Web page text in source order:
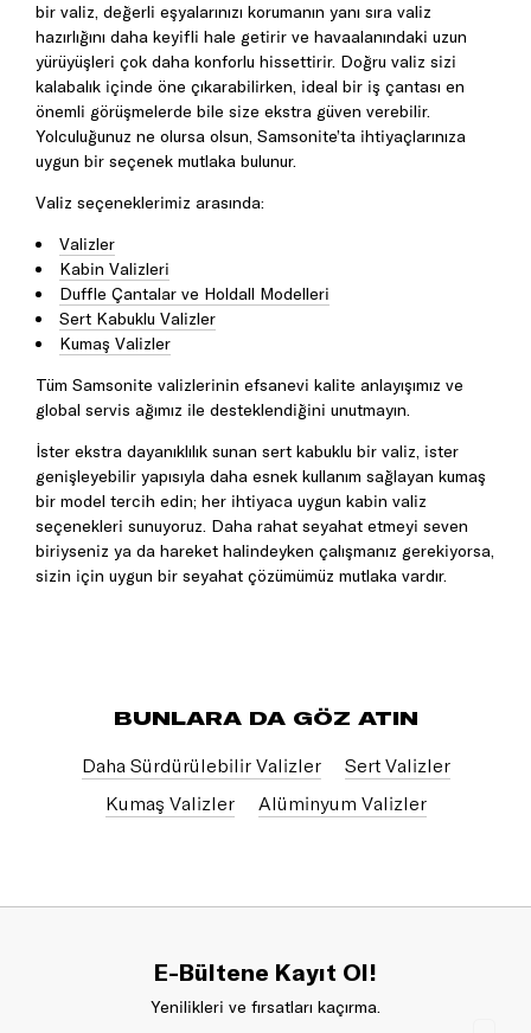
bir valiz, değerli eşyalarınızı korumanın yanı sıra valiz
hazırlığını daha keyifli hale getirir ve havaalanındaki uzun
yürüyüşleri çok daha konforlu hissettirir. Doğru valiz sizi
kalabalık içinde öne çıkarabilirken, ideal bir iş çantası en
önemli görüşmelerde bile size ekstra güven verebilir.
Yolculuğunuz ne olursa olsun, Samsonite’ta ihtiyaçlarınıza
uygun bir seçenek mutlaka bulunur.
Valiz seçeneklerimiz arasında:
Valizler
Kabin Valizleri
Duffle Çantalar ve Holdall Modelleri
Sert Kabuklu Valizler
Kumaş Valizler
Tüm Samsonite valizlerinin efsanevi kalite anlayışımız ve
global servis ağımız ile desteklendiğini unutmayın.
İster ekstra dayanıklılık sunan sert kabuklu bir valiz, ister
genişleyebilir yapısıyla daha esnek kullanım sağlayan kumaş
bir model tercih edin; her ihtiyaca uygun kabin valiz
seçenekleri sunuyoruz. Daha rahat seyahat etmeyi seven
biriyseniz ya da hareket halindeyken çalışmanız gerekiyorsa,
sizin için uygun bir seyahat çözümümüz mutlaka vardır.
BUNLARA DA GÖZ ATIN
Daha Sürdürülebilir Valizler
Sert Valizler
Kumaş Valizler
Alüminyum Valizler
E-Bültene Kayıt Ol!
Yenilikleri ve fırsatları kaçırma.